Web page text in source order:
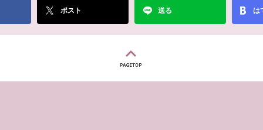
ポスト 送る は